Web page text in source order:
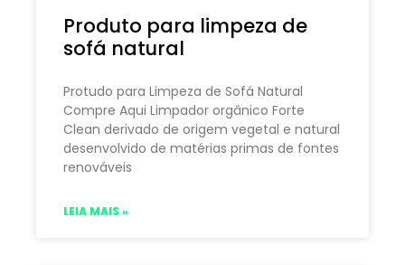
Produto para limpeza de
sofá natural
Protudo para Limpeza de Sofá Natural
Compre Aqui Limpador orgânico Forte
Clean derivado de origem vegetal e natural
desenvolvido de matérias primas de fontes
renováveis
LEIA MAIS »